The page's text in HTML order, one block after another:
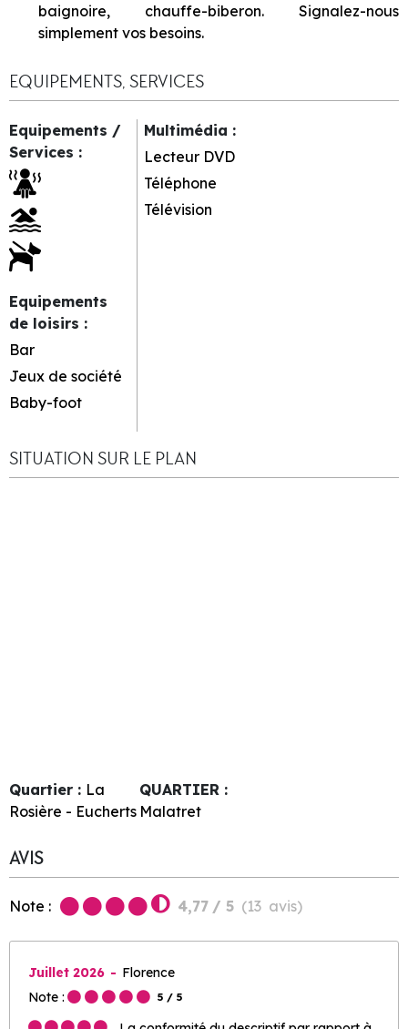
baignoire, chauffe-biberon. Signalez-nous
simplement vos besoins.
EQUIPEMENTS, SERVICES
Equipements /
Services :
Equipements
de loisirs :
Bar
Jeux de société
Baby-foot
Multimédia :
Lecteur DVD
Téléphone
Télévision
SITUATION SUR LE PLAN
Quartier : La
Rosière - Eucherts
QUARTIER :
Malatret
AVIS
Note : 4,77 / 5 (13 avis)
Juillet 2026
Florence
Note :
5 / 5